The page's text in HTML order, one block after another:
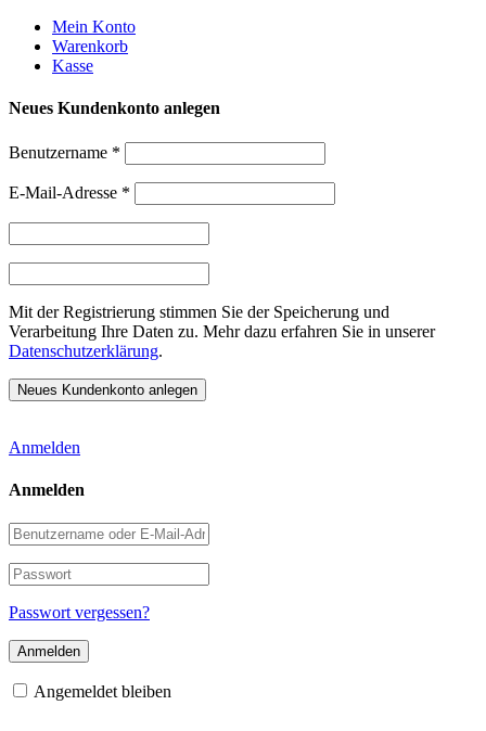
Weiter
zum
Inhalt
Mein Konto
Warenkorb
Kasse
Neues Kundenkonto anlegen
Benutzername *
E-Mail-Adresse *
Mit der Registrierung stimmen Sie der Speicherung und
Verarbeitung Ihre Daten zu. Mehr dazu erfahren Sie in unserer
Datenschutzerklärung.
Anmelden
Anmelden
Benutzername
oder
E-
Mail-
Adresse
Passwort
Passwort vergessen?
Angemeldet bleiben